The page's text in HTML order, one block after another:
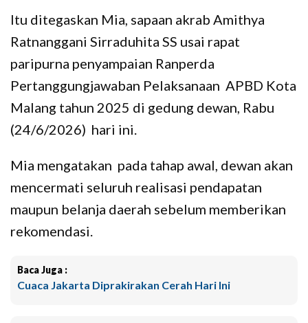
Itu ditegaskan Mia, sapaan akrab Amithya
Ratnanggani Sirraduhita SS usai rapat
paripurna penyampaian Ranperda
Pertanggungjawaban Pelaksanaan APBD Kota
Malang tahun 2025 di gedung dewan, Rabu
(24/6/2026) hari ini.
Mia mengatakan pada tahap awal, dewan akan
mencermati seluruh realisasi pendapatan
maupun belanja daerah sebelum memberikan
rekomendasi.
Baca Juga :
Cuaca Jakarta Diprakirakan Cerah Hari Ini